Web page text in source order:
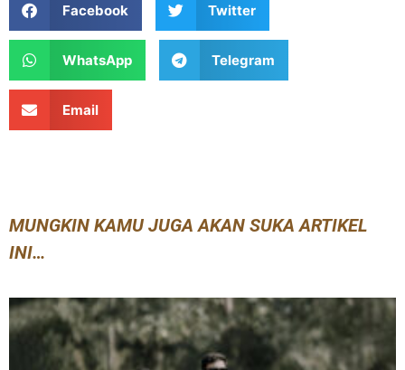
Facebook Twitter
WhatsApp Telegram
Email
MUNGKIN KAMU JUGA AKAN SUKA ARTIKEL
INI…